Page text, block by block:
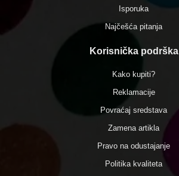
Isporuka
Najčešća pitanja
Korisnička podrška
Kako kupiti?
Reklamacije
Povraćaj sredstava
Zamena artikla
Pravo na odustajanje
Politika kvaliteta